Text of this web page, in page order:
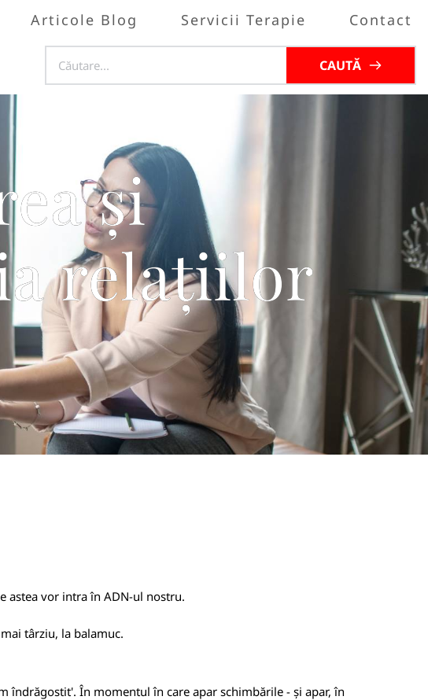
Articole Blog Servicii Terapie Contact
CAUTĂ
și
relațiilor
astea vor intra în ADN-ul nostru.
târziu, la balamuc.
îndrăgostit'. În momentul în care apar schimbările - și apar, în